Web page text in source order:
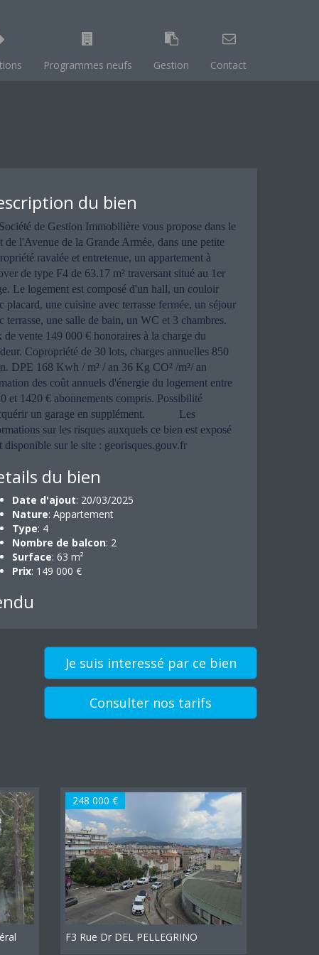
Programmes neufs Gestion Contact
du bien
de Gestion Immobilière vous propose dans le
de l'Avenue de la Grande Armée, dans une petite
ravalée et entretenue, un appartement à
de type F4 de 63.17 m² traversant situé au 1er
Le logement est composé d'un hall, un couloir
placard, une cuisine avec terrasse fermée, un séjour
terrasse, une salle de bain, un WC et 3 chambres.
de vente 149 000 € honoraires à la charge du
Copropriété de 30 lots, charges annuelles 850
DPE 168 Kwh / m² / an 36 Kg CO² /m²/ an
des coût annuels d'énergie du logement entre
et 1420 € abonnements compris. Possibilité
un garage en supplément. Les
sur les risques auxquels ce bien est exposé
disponible sur le site : georisques.gouv.fr
du bien
Date d'ajout: 20/03/2025
Nature: Appartement
Type: 4
Nombre de balcon: 2
Surface: 63 m²
Prix: 149 000 €
Je suis interessé par ce bien
Consulter nos tarifs
248 000 €
F3 Rue Dr DEL PELLEGRINO